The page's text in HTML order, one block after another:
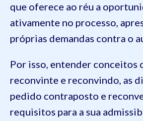
que oferece ao réu a
ativamente no processo,
próprias demandas contra o
Por isso, entender conceitos
reconvinte e reconvindo, as
pedido contraposto e
requisitos para a sua